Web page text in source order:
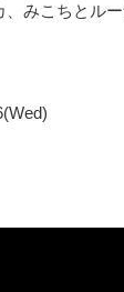
みこちとル